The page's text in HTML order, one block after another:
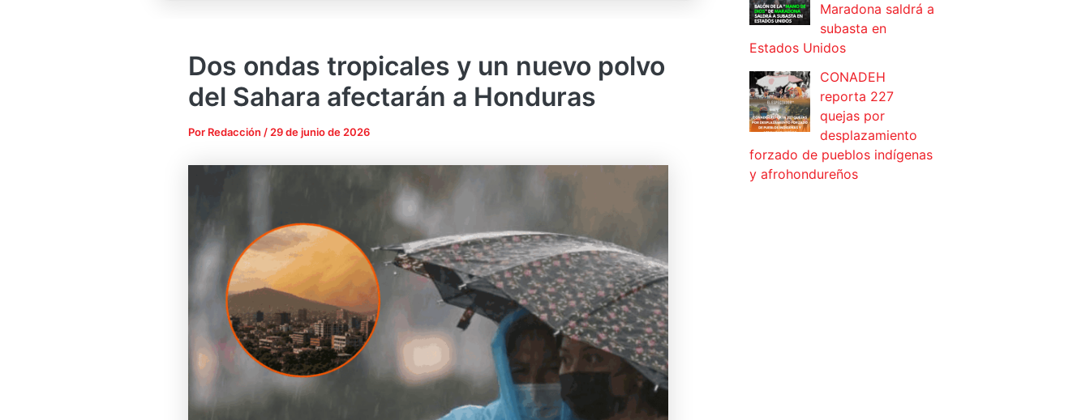
Dos ondas tropicales y un nuevo polvo
del Sahara afectarán a Honduras
Por Redacción / 29 de junio de 2026
Maradona saldrá a
subasta en
Estados Unidos
CONADEH
reporta 227
quejas por
desplazamiento
forzado de pueblos indígenas
y afrohondureños